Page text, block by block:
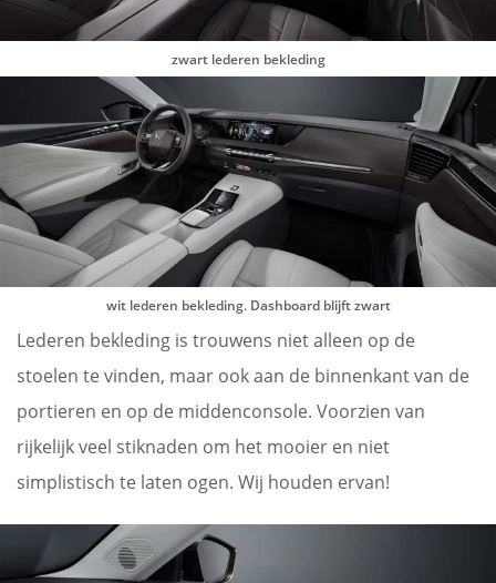
zwart lederen bekleding
wit lederen bekleding. Dashboard blijft zwart
Lederen bekleding is trouwens niet alleen op de
stoelen te vinden, maar ook aan de binnenkant van de
portieren en op de middenconsole. Voorzien van
rijkelijk veel stiknaden om het mooier en niet
simplistisch te laten ogen. Wij houden ervan!